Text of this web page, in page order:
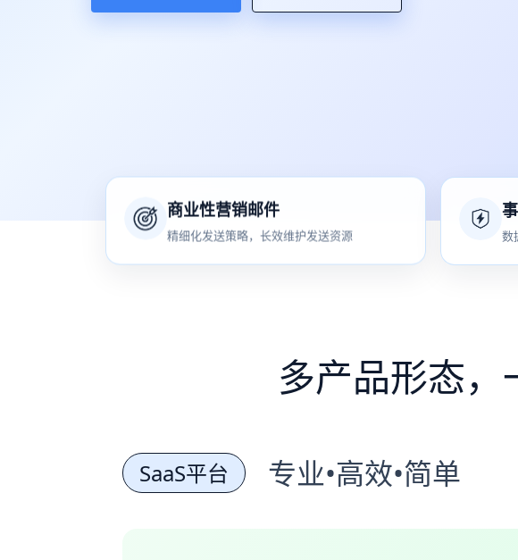
商业性营销邮件
精细化发送策略，长效维护发送资源 数
多产品形态
SaaS平台 专业•高效•简单